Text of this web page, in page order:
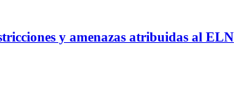
y amenazas atribuidas al ELN